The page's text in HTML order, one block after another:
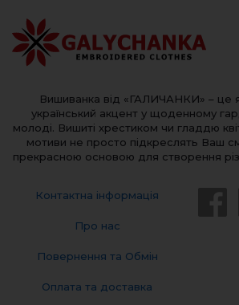
Вишиванка від «ГАЛИЧАНКИ» – це
український акцент у щоденному
молоді. Вишиті хрестиком чи гладдю
мотиви не просто підкреслять Ваш
прекрасною основою для створення
Контактна інформація
Про нас
Повернення та Обмін
Оплата та доставка